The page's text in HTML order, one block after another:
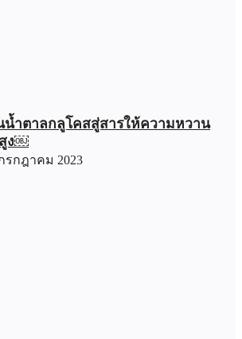
น้ำตาลกลูโคสสู่สารให้ความหวาน
ง￼
รกฎาคม 2023